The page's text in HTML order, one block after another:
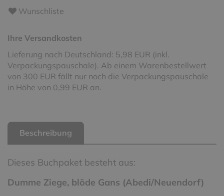
Wunschliste
Ihre Versandkosten
Lieferung nach Deutschland: 5,98 EUR (inkl.
Verpackungspauschale). Ab einem Warenbestellwert
von 300 EUR fällt nur noch die Verpackungspauschale
in Höhe von 0,99 EUR an.
Beschreibung
Dieses Buchpaket besteht aus:
Dumme Ziege, blöde Gans (Abedi/Neuendorf)